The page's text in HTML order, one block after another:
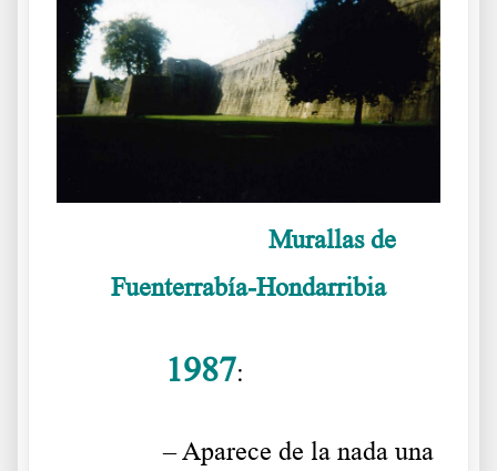
Murallas de
Fuenterrabía-Hondarribia
1987:
……….– Aparece de la nada una